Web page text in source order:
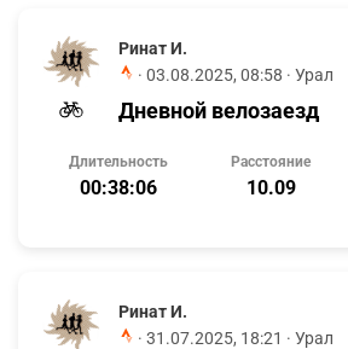
Ринат И.
· 03.08.2025, 08:58 · Урал
Дневной велозаезд
Длительность
00:38:06
Расстояние
10.09
Ринат И.
· 31.07.2025, 18:21 · Урал